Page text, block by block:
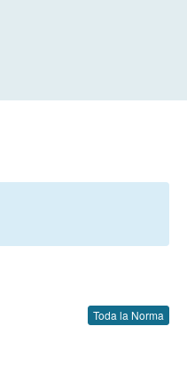
Toda la Norma